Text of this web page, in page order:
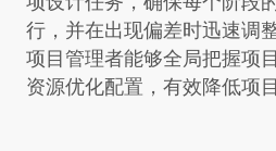
行，并在出现偏差时迅速调
项目管理者能够全局把握项
资源优化配置，有效降低项